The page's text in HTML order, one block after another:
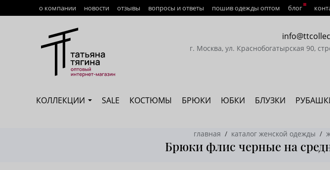
о компании
Доставка
Возврат
новости отзывы вопросы и ответы пошив одежды оптом блог
г. Москва, ул. Краснобогатырская 90,
КОЛЛЕКЦИИ SALE КОСТЮМЫ БРЮКИ ЮБКИ БЛУЗКИ
главная каталог женской одежды
Брюки флис черные на